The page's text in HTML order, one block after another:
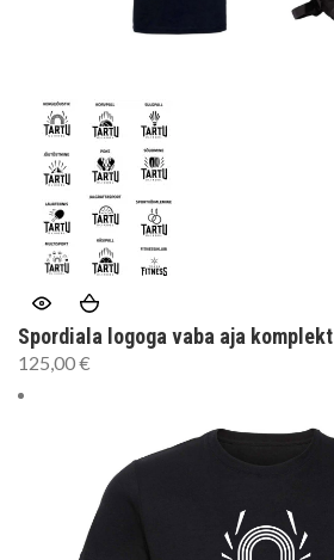
Spordiala logoga vaba aja komplekt
125,00€